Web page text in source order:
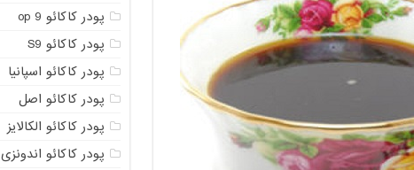
پودر کاکائو op 9
پودر کاکائو S9
پودر کاکائو اسپانیا
پودر کاکائو اصل
پودر کاکائو الکالایز
پودر کاکائو اندونزی